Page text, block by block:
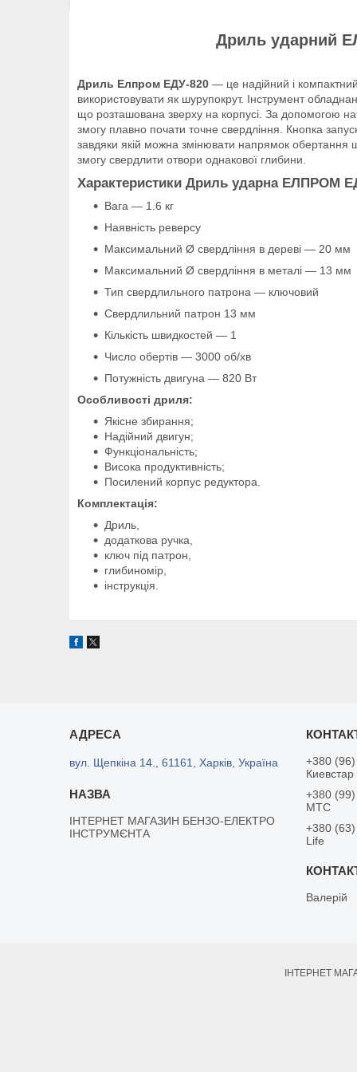
Дриль ударний
Дриль Елпром ЕДУ-820 — це надійний і
використовувати як шурупокрут. Інструмент
що розташована зверху на корпусі. За допомогою
змогу плавно почати точне свердління. Кнопка
завдяки якій можна змінювати напрямок
змогу свердлити отвори однакової глибини.
Характеристики Дриль ударна ЕЛПРОМ
Вага — 1.6 кг
Наявність реверсу
Максимальний Ø свердління в дереві — 20 мм
Максимальний Ø свердління в металі — 13 мм
Тип свердлильного патрона — ключовий
Свердлильний патрон 13 мм
Кількість швидкостей — 1
Число обертів — 3000 об/хв
Потужність двигуна — 820 Вт
Особливості дриля:
Якісне збирання;
Надійний двигун;
Функціональність;
Висока продуктивність;
Посилений корпус редуктора.
Комплектація:
Дриль,
додаткова ручка,
ключ під патрон,
глибиномір,
інструкція.
вул. Щепкіна 14., 61161, Харків, Україна
ІНТЕРНЕТ МАГАЗИН БЕНЗО-ЕЛЕКТРО
ІНСТРУМЄНТА
+380
Киевстар
+380
MTC
+380
Life
Валерій